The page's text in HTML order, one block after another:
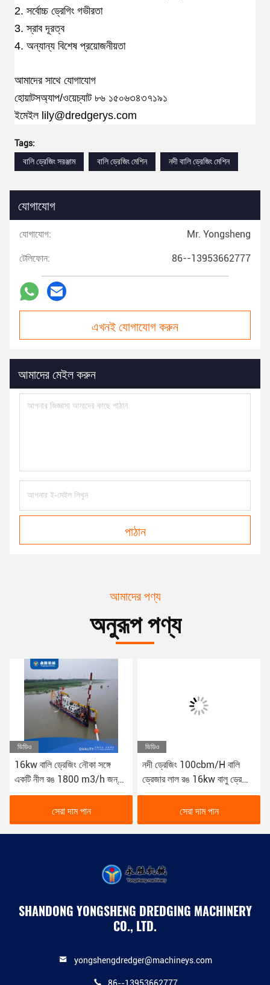
2. সর্বোচ্চ ড্রেগিং গভীরতা
3. স্রাব দূরত্ব
4. অন্যান্য বিশেষ প্রয়োজনীয়তা
আমাদের সাথে যোগাযোগ
হোয়াটসঅ্যাপ/ওয়েচ্যাট ৮৬ ১৫০৬৩৪৩৭১৯১
ইমেইল lily@dredgerys.com
Tags:
বালি ড্রেজিং সরঞ্জাম
বালি ড্রেজিং মেশিন নদী বালি ড্রেজিং মেশিন
যোগাযোগ
যোগাযোগ: Mr. Yongsheng
টেলিফোন: 86--13953662777
এখনই যোগাযোগ করুন
আমাদের মেইল করুন
পাঠান
আমাদের পণ্য
অনুরূপ পণ্য
ভিডিও
16kw বালি ড্রেজিং নৌকা সঙ্গে
একটি নীল রঙ 1800 m3/h জন্য
নদী ড্রেজিং YSCSD350
সেরা দাম পান
ভিডিও
নদী ড্রেজিং 100cbm/H বালি
ড্রেজার লাল রঙ 16kw বালু ড্রেজিং
নৌকা
সেরা দাম পান
SHANDONG YONGSHENG DREDGING MACHINERY
CO., LTD.
yongshengdredger@machineys.com